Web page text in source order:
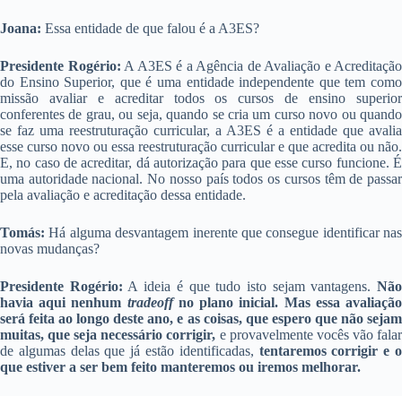
Joana: Essa entidade de que falou é a A3ES?
Presidente Rogério: A A3ES é a Agência de Avaliação e Acreditação
do Ensino Superior, que é uma entidade independente que tem como
missão avaliar e acreditar todos os cursos de ensino superior
conferentes de grau, ou seja, quando se cria um curso novo ou quando
se faz uma reestruturação curricular, a A3ES é a entidade que avalia
esse curso novo ou essa reestruturação curricular e que acredita ou não.
E, no caso de acreditar, dá autorização para que esse curso funcione. É
uma autoridade nacional. No nosso país todos os cursos têm de passar
pela avaliação e acreditação dessa entidade.
Tomás: Há alguma desvantagem inerente que consegue identificar nas
novas mudanças?
Presidente Rogério: A ideia é que tudo isto sejam vantagens.Não
havia aqui nenhum tradeoffno plano inicial. Mas essa avaliação
será feita ao longo deste ano, e as coisas, que espero que não sejam
muitas, que seja necessário corrigir, e provavelmente vocês vão falar
de algumas delas que já estão identificadas, tentaremos corrigir e o
que estiver a ser bem feito manteremos ou iremos melhorar.